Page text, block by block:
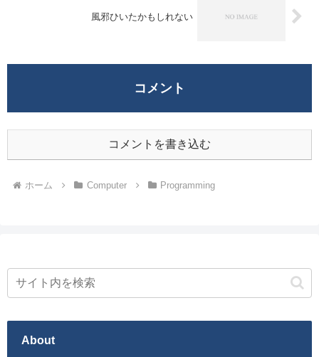
風邪ひいたかもしれない
コメント
コメントを書き込む
ホーム Computer Programming
About